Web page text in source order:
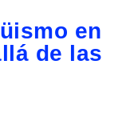
en
de las